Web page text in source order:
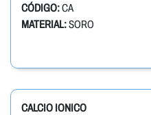
CÓDIGO:CA
MATERIAL:SORO
CALCIO IONICO